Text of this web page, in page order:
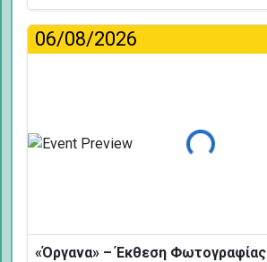
06/08/2026
Φόρτωση...
«Όργανα» – Έκθεση Φωτογραφίας